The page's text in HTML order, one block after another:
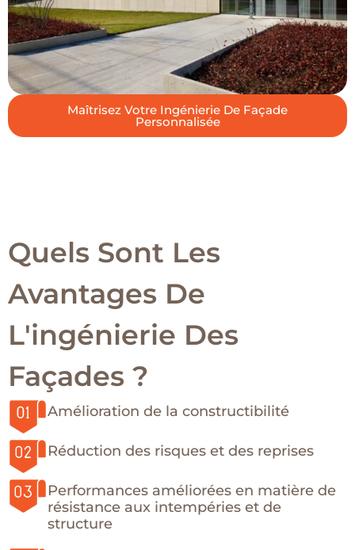
Maîtrisez Votre Ingénierie De Façade
Personnalisée
Quels Sont Les
Avantages De
L'ingénierie Des
Façades ?
Amélioration de la constructibilité
Réduction des risques et des reprises
Performances améliorées en matière de
résistance aux intempéries et de
structure